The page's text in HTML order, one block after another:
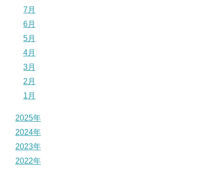
7月
6月
5月
4月
3月
2月
1月
2025年
2024年
2023年
2022年